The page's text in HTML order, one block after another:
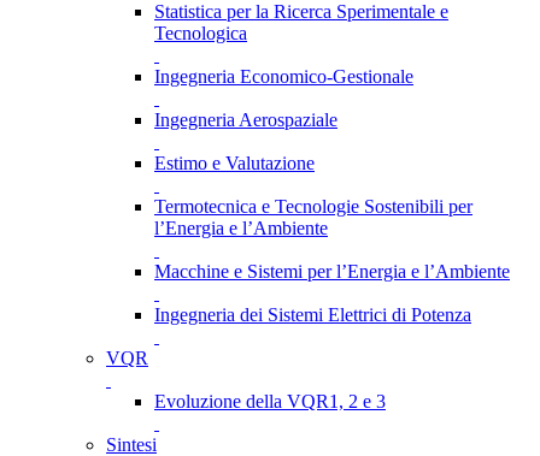
Statistica per la Ricerca Sperimentale e
Tecnologica
Ingegneria Economico-Gestionale
Ingegneria Aerospaziale
Estimo e Valutazione
Termotecnica e Tecnologie Sostenibili per
l’Energia e l’Ambiente
Macchine e Sistemi per l’Energia e l’Ambiente
Ingegneria dei Sistemi Elettrici di Potenza
VQR
Evoluzione della VQR1, 2 e 3
Sintesi